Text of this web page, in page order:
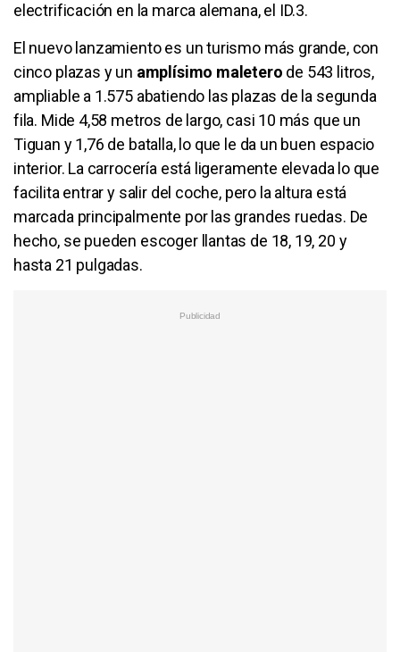
electrificación en la marca alemana, el ID.3.
El nuevo lanzamiento es un turismo más grande, con
cinco plazas y un amplísimo maletero de 543 litros,
ampliable a 1.575 abatiendo las plazas de la segunda
fila. Mide 4,58 metros de largo, casi 10 más que un
Tiguan y 1,76 de batalla, lo que le da un buen espacio
interior. La carrocería está ligeramente elevada lo que
facilita entrar y salir del coche, pero la altura está
marcada principalmente por las grandes ruedas. De
hecho, se pueden escoger llantas de 18, 19, 20 y
hasta 21 pulgadas.